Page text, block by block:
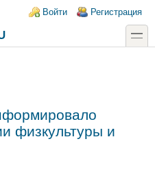
Login links
Войти Регистрация
toggle
физкультуры и